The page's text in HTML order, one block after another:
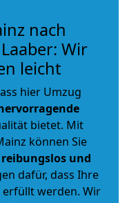
nach
Wir
leicht
hier Umzug
bietet. Mit
können Sie
reibungslos und
dafür, dass Ihre
werden. Wir